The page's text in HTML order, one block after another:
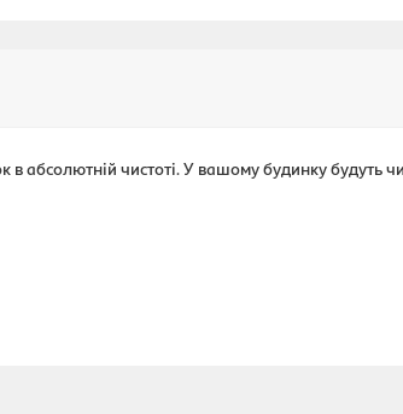
чистоті. У вашому будинку будуть